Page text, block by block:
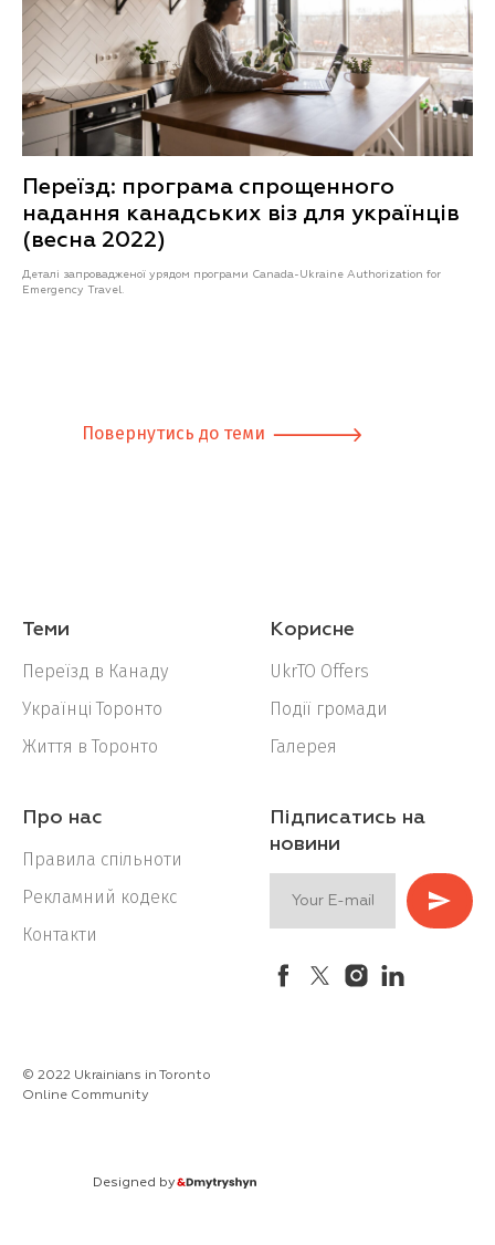
Переїзд: програма спрощенного
надання канадських віз для українців
(весна 2022)
Деталі запровадженої урядом програми Canada-Ukraine Authorization for
Emergency Travel.
Повернутись до теми
Теми
Переїзд в Канаду
Українці Торонто
Життя в Торонто
Корисне
UkrTO Offers
Події громади
Галерея
Про нас
Правила спільноти
Рекламний кодекс
Контакти
Підписатись на
новини
© 2022 Ukrainians in Toronto
Online Community
Designed by